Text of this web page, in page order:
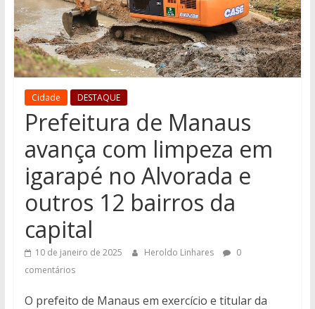
Cidade DESTAQUE
Prefeitura de Manaus
avança com limpeza em
igarapé no Alvorada e
outros 12 bairros da
capital
10 de janeiro de 2025 Heroldo Linhares
0
comentários
O prefeito de Manaus em exercício e titular da